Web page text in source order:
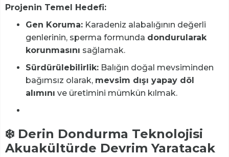
Projenin Temel Hedefi:
Gen Koruma: Karadeniz alabalığının değerli
genlerinin, sperma formunda dondurularak
korunmasını sağlamak.
Sürdürülebilirlik: Balığın doğal mevsiminden
bağımsız olarak, mevsim dışı yapay döl
alımını ve üretimini mümkün kılmak.
❄️ Derin Dondurma Teknolojisi
Akuakültürde Devrim Yaratacak